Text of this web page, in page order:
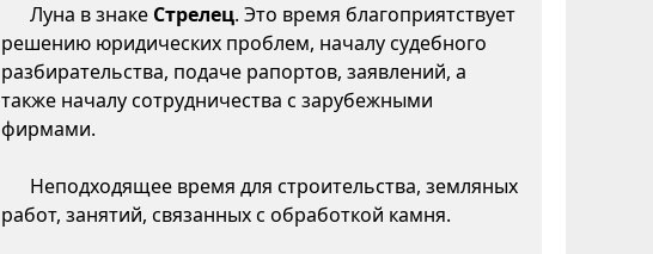
Луна в знаке Стрелец. Это время благоприятствует
решению юридических проблем, началу судебного
разбирательства, подаче рапортов, заявлений, а
также началу сотрудничества с зарубежными
фирмами.
Неподходящее время для строительства, земляных
работ, занятий, связанных с обработкой камня.